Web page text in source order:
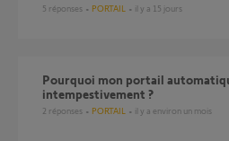
5 réponses PORTAIL il y a 15 jours
Pourquoi mon portail automatique s’entrouvre
intempestivement ?
2 réponses PORTAIL il y a environ un mois